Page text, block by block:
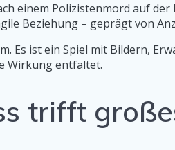
einem Polizistenmord auf
Beziehung – geprägt von
Es ist ein Spiel mit Bildern,
Wirkung entfaltet.
trifft